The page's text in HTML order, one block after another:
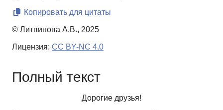
Копировать для цитаты
© Литвинова А.В., 2025
Лицензия: CC BY-NC 4.0
Полный текст
Дорогие друзья!